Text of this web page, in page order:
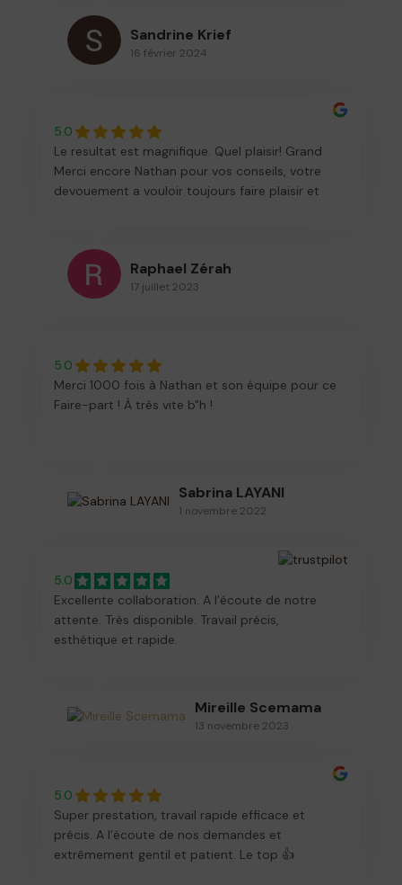
Sandrine Krief
16 février 2024
5.0
Le resultat est magnifique. Quel plaisir! Grand
Merci encore Nathan pour vos conseils, votre
devouement a vouloir toujours faire plaisir et
Raphael Zérah
17 juillet 2023
5.0
Merci 1000 fois à Nathan et son équipe pour ce
Faire-part ! À très vite b"h !
Sabrina LAYANI
1 novembre 2022
5.0
Excellente collaboration. A l’écoute de notre
attente. Très disponible. Travail précis,
esthétique et rapide.
Mireille Scemama
13 novembre 2023
5.0
Super prestation, travail rapide efficace et
précis. A l’écoute de nos demandes et
extrêmement gentil et patient. Le top 👍